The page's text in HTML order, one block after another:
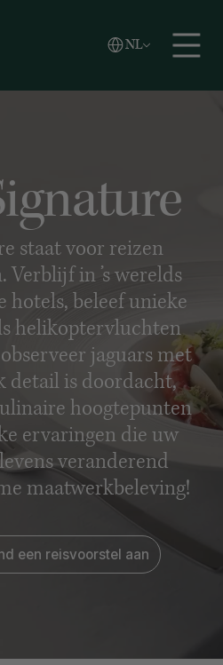
Zoeken
NL
Vlaams
English
staat voor reizen
Verblijf in ’s werelds
hotels, beleef unieke
helikoptervluchten
jaguars met
detail is doordacht,
hoogtepunten
ervaringen die uw
veranderend
maatwerkbeleving!
een reisvoorstel aan